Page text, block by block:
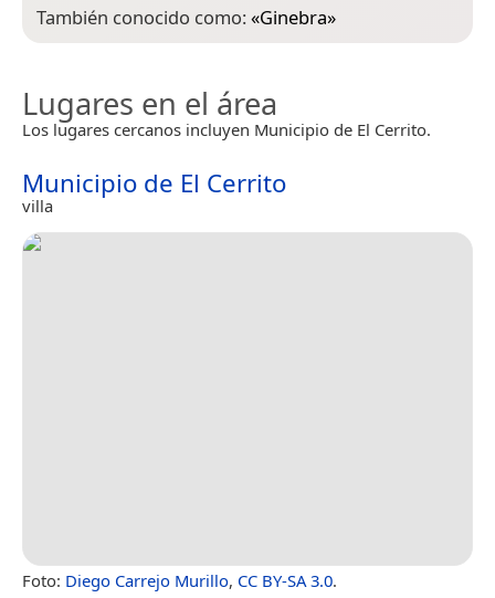
También conocido como:«Ginebra»
Lugares en el área
Los lugares cercanos incluyen Municipio de El Cerrito.
Municipio de El Cerrito
villa
Foto: Diego Carrejo Murillo, CC BY-SA 3.0.